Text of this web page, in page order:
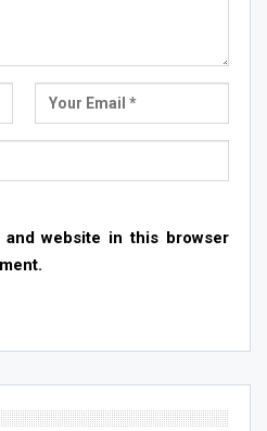
and website in this browser